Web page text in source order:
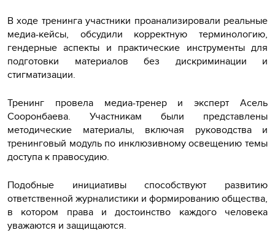
В ходе тренинга участники проанализировали реальные
медиа-кейсы, обсудили корректную терминологию,
гендерные аспекты и практические инструменты для
подготовки материалов без дискриминации и
стигматизации.
Тренинг провела медиа-тренер и эксперт Асель
Сооронбаева. Участникам были представлены
методические материалы, включая руководства и
тренинговый модуль по инклюзивному освещению темы
доступа к правосудию.
Подобные инициативы способствуют развитию
ответственной журналистики и формированию общества,
в котором права и достоинство каждого человека
уважаются и защищаются.